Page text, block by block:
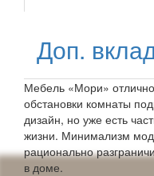
Доп.
Мебель «Мори»
обстановки комнаты
дизайн, но уже есть
жизни. Минимализм
рационально
в доме.